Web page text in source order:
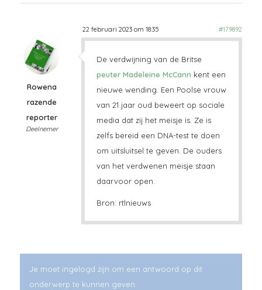
22 februari 2023 om 18:35 #179892
Rowena
razende
reporter
Deelnemer
De verdwijning van de Britse
peuter Madeleine McCann kent een
nieuwe wending. Een Poolse vrouw
van 21 jaar oud beweert op sociale
media dat zij het meisje is. Ze is
zelfs bereid een DNA-test te doen
om uitsluitsel te geven. De ouders
van het verdwenen meisje staan
daarvoor open.
Bron: rtlnieuws
Je moet ingelogd zijn om een antwoord op dit
onderwerp te kunnen geven.